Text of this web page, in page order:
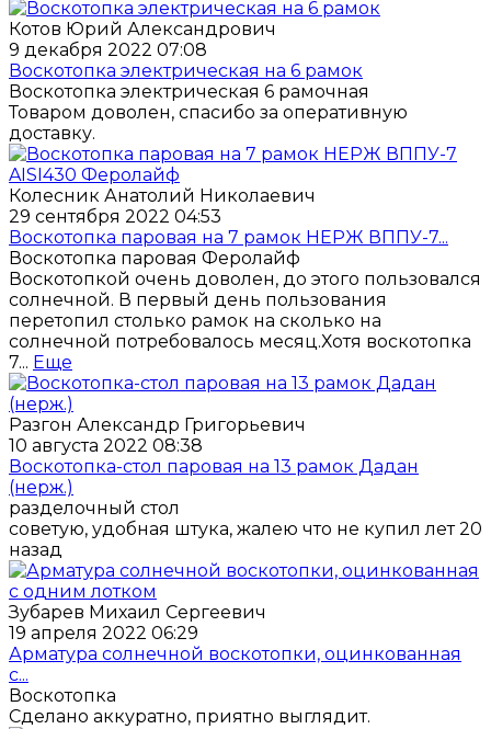
Котов Юрий Александрович
9 декабря 2022 07:08
Воскотопка электрическая на 6 рамок
Воскотопка электрическая 6 рамочная
Товаром доволен, спасибо за оперативную
доставку.
Колесник Анатолий Николаевич
29 сентября 2022 04:53
Воскотопка паровая на 7 рамок НЕРЖ ВППУ-7...
Воскотопка паровая Феролайф
Воскотопкой очень доволен, до этого пользовался
солнечной. В первый день пользования
перетопил столько рамок на сколько на
солнечной потребовалось месяц.Хотя воскотопка
7... Еще
Разгон Александр Григорьевич
10 августа 2022 08:38
Воскотопка-стол паровая на 13 рамок Дадан
(нерж.)
разделочный стол
советую, удобная штука, жалею что не купил лет 20
назад
Зубарев Михаил Сергеевич
19 апреля 2022 06:29
Арматура солнечной воскотопки, оцинкованная
с...
Воскотопка
Сделано аккуратно, приятно выглядит.